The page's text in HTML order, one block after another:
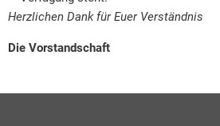
Herzlichen Dank für Euer Verständnis
Die Vorstandschaft